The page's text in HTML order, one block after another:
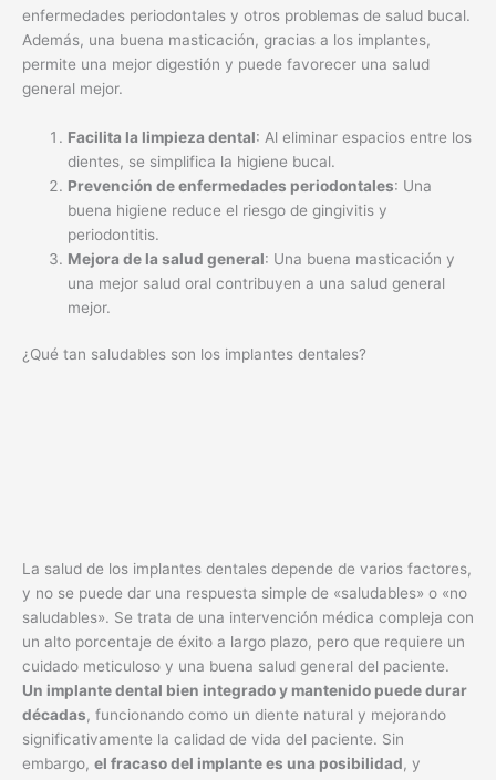
enfermedades periodontales y otros problemas de salud bucal.
Además, una buena masticación, gracias a los implantes,
permite una mejor digestión y puede favorecer una salud
general mejor.
Facilita la limpieza dental: Al eliminar espacios entre los
dientes, se simplifica la higiene bucal.
Prevención de enfermedades periodontales: Una
buena higiene reduce el riesgo de gingivitis y
periodontitis.
Mejora de la salud general: Una buena masticación y
una mejor salud oral contribuyen a una salud general
mejor.
¿Qué tan saludables son los implantes dentales?
La salud de los implantes dentales depende de varios factores,
y no se puede dar una respuesta simple de «saludables» o «no
saludables». Se trata de una intervención médica compleja con
un alto porcentaje de éxito a largo plazo, pero que requiere un
cuidado meticuloso y una buena salud general del paciente.
Un implante dental bien integrado y mantenido puede durar
décadas, funcionando como un diente natural y mejorando
significativamente la calidad de vida del paciente. Sin
embargo, el fracaso del implante es una posibilidad, y